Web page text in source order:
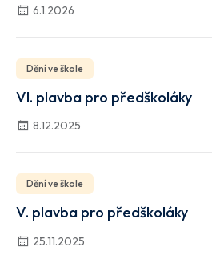
6.1.2026
Dění ve škole
VI. plavba pro předškoláky
8.12.2025
Dění ve škole
V. plavba pro předškoláky
25.11.2025